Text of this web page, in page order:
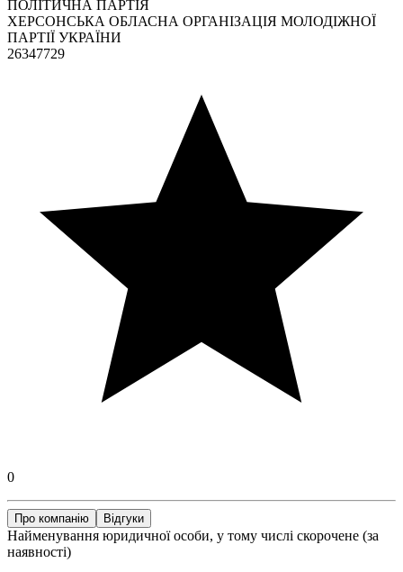
ПОЛІТИЧНА ПАРТІЯ
ХЕРСОНСЬКА ОБЛАСНА ОРГАНІЗАЦІЯ МОЛОДІЖНОЇ
ПАРТІЇ УКРАЇНИ
26347729
0
Про компанію Відгуки
Найменування юридичної особи, у тому числі скорочене (за
наявності)